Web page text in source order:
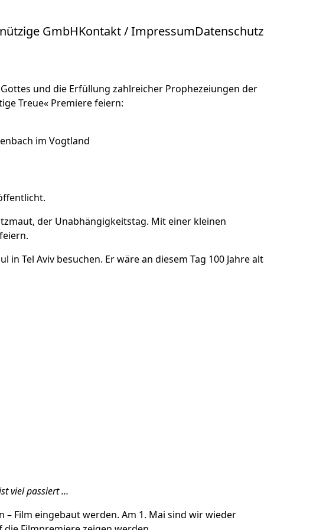
GmbHKontakt / ImpressumDatenschutz
und die Erfüllung zahlreicher Prophezeiungen der
Treue« Premiere feiern:
im Vogtland
der Unabhängigkeitstag. Mit einer kleinen
in Tel Aviv besuchen. Er wäre an diesem Tag 100 Jahre alt
viel passiert …
Film eingebaut werden. Am 1. Mai sind wir wieder